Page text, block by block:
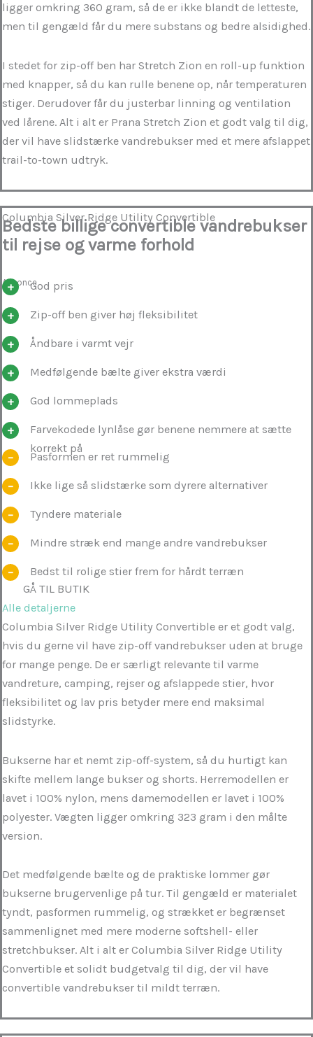
ligger omkring 360 gram, så de er ikke blandt de letteste,
men til gengæld får du mere substans og bedre alsidighed.
I stedet for zip-off ben har Stretch Zion en roll-up funktion
med knapper, så du kan rulle benene op, når temperaturen
stiger. Derudover får du justerbar linning og ventilation
ved lårene. Alt i alt er Prana Stretch Zion et godt valg til dig,
der vil have slidstærke vandrebukser med et mere afslappet
trail-to-town udtryk.
Columbia Silver Ridge Utility Convertible
Bedste billige convertible vandrebukser
til rejse og varme forhold
AnnonceGod pris
Zip-off ben giver høj fleksibilitet
Åndbare i varmt vejr
Medfølgende bælte giver ekstra værdi
God lommeplads
Farvekodede lynlåse gør benene nemmere at sætte
korrekt på
Pasformen er ret rummelig
Ikke lige så slidstærke som dyrere alternativer
Tyndere materiale
Mindre stræk end mange andre vandrebukser
Bedst til rolige stier frem for hårdt terræn
GÅ TIL BUTIK
Alle detaljerne
Columbia Silver Ridge Utility Convertible er et godt valg,
hvis du gerne vil have zip-off vandrebukser uden at bruge
for mange penge. De er særligt relevante til varme
vandreture, camping, rejser og afslappede stier, hvor
fleksibilitet og lav pris betyder mere end maksimal
slidstyrke.
Bukserne har et nemt zip-off-system, så du hurtigt kan
skifte mellem lange bukser og shorts. Herremodellen er
lavet i 100% nylon, mens damemodellen er lavet i 100%
polyester. Vægten ligger omkring 323 gram i den målte
version.
Det medfølgende bælte og de praktiske lommer gør
bukserne brugervenlige på tur. Til gengæld er materialet
tyndt, pasformen rummelig, og strækket er begrænset
sammenlignet med mere moderne softshell- eller
stretchbukser. Alt i alt er Columbia Silver Ridge Utility
Convertible et solidt budgetvalg til dig, der vil have
convertible vandrebukser til mildt terræn.